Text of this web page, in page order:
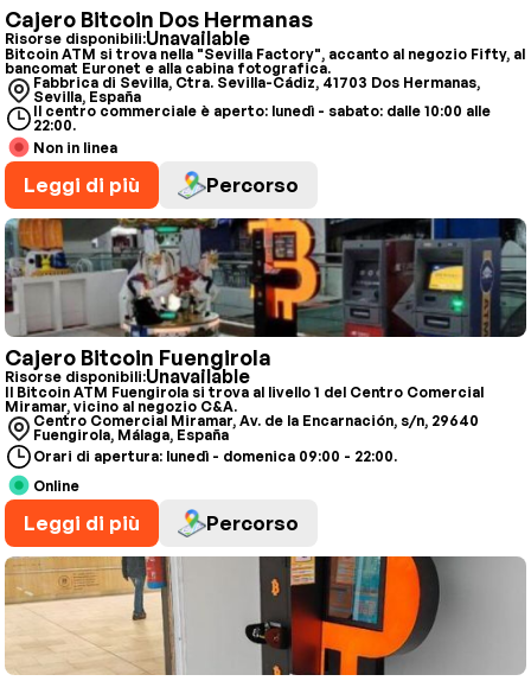
Cajero Bitcoin Dos Hermanas
Risorse disponibili:Unavailable
Bitcoin ATM si trova nella "Sevilla Factory", accanto al negozio Fifty, al
bancomat Euronet e alla cabina fotografica.
Fabbrica di Sevilla, Ctra. Sevilla-Cádiz, 41703 Dos Hermanas,
Sevilla, España
Il centro commerciale è aperto: lunedì - sabato: dalle 10:00 alle
22:00.
Non in linea
Leggi di più Percorso
Cajero Bitcoin Fuengirola
Risorse disponibili:Unavailable
Il Bitcoin ATM Fuengirola si trova al livello 1 del Centro Comercial
Miramar, vicino al negozio C&A.
Centro Comercial Miramar, Av. de la Encarnación, s/n, 29640
Fuengirola, Málaga, España
Orari di apertura: lunedì - domenica 09:00 - 22:00.
Online
Leggi di più Percorso